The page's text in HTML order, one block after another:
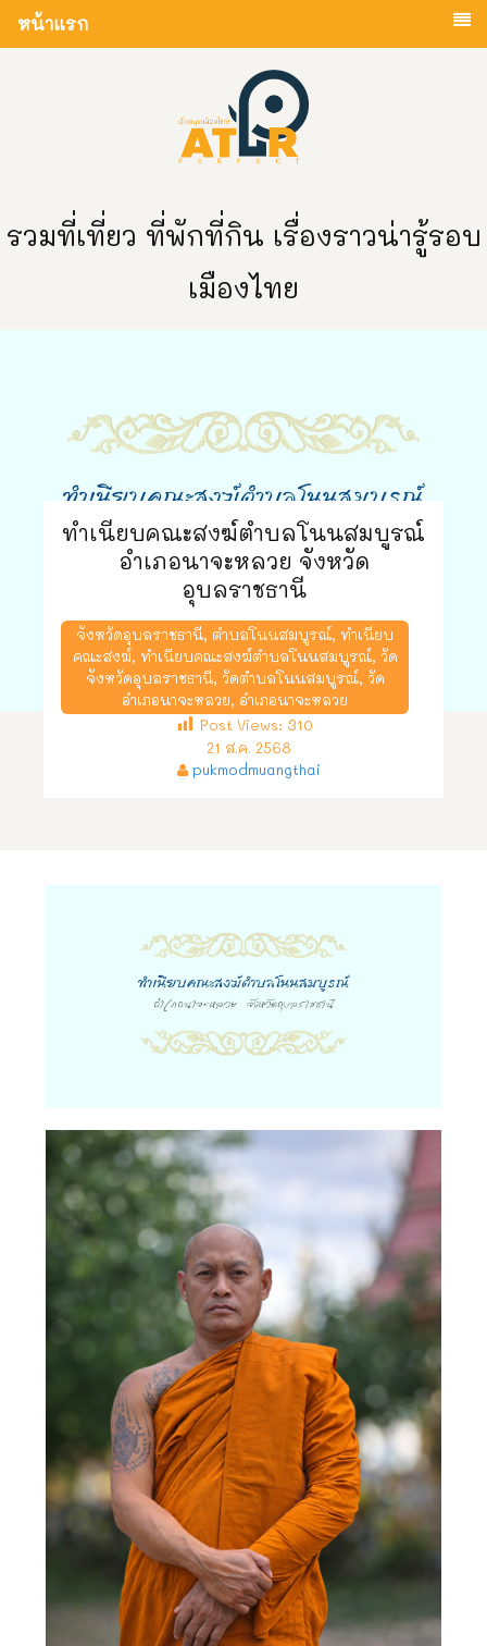
หน้าแรก
รวมที่เที่ยว ที่พักที่กิน เรื่องราวน่ารู้รอบ
เมืองไทย
ทำเนียบคณะสงฆ์ตำบลโนนสมบูรณ์
อำเภอนาจะหลวย จังหวัด
อุบลราชธานี
จังหวัดอุบลราชธานี, ตำบลโนนสมบูรณ์, ทำเนียบ
คณะสงฆ์, ทำเนียบคณะสงฆ์ตำบลโนนสมบูรณ์, วัด
จังหวัดอุบลราชธานี, วัดตำบลโนนสมบูรณ์, วัด
อำเภอนาจะหลวย, อำเภอนาจะหลวย
Post Views: 310
21 ส.ค. 2568
pukmodmuangthai